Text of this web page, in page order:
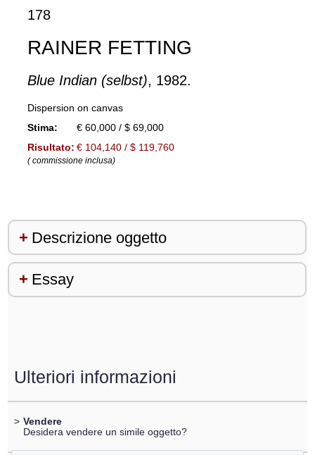
178
RAINER FETTING
Blue Indian (selbst), 1982.
Dispersion on canvas
Stima:
€ 60,000 / $ 69,000
Risultato: € 104,140 / $ 119,760
( commissione inclusa)
Descrizione oggetto
Essay
Ulteriori informazioni
> Vendere
Desidera vendere un simile oggetto?